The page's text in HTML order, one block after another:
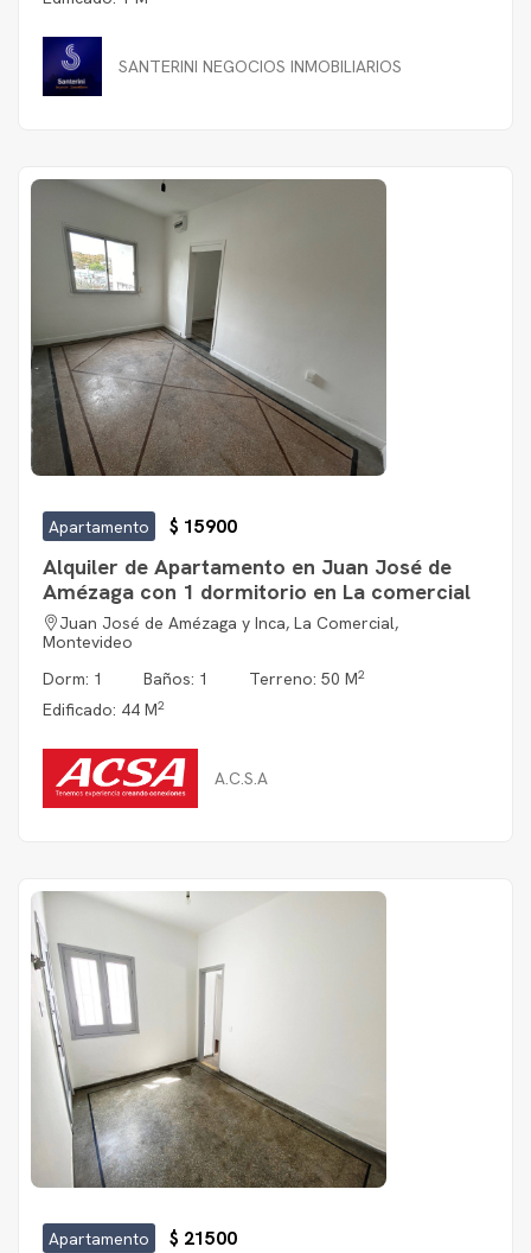
SANTERINI NEGOCIOS INMOBILIARIOS
Apartamento $ 15900
Alquiler de Apartamento en Juan José de
Amézaga con 1 dormitorio en La comercial
Juan José de Amézaga y Inca, La Comercial,
Montevideo
Dorm: 1
Baños: 1 Terreno: 50 M2
Edificado: 44 M2
A.C.S.A
Apartamento $ 21500